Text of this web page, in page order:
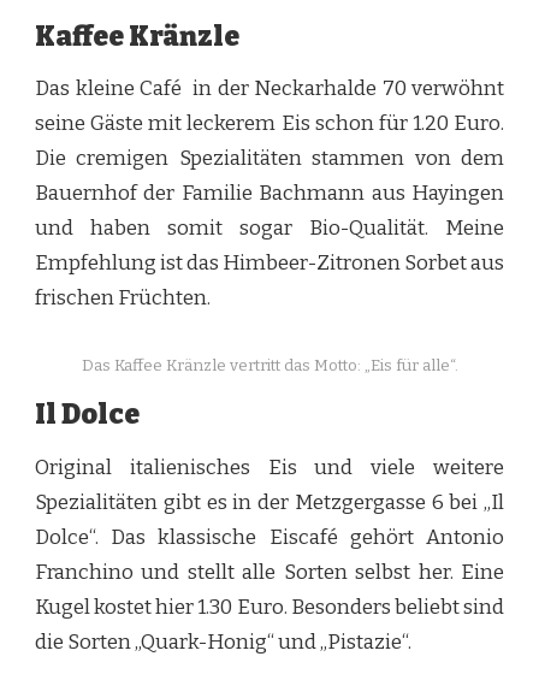
Kaffee Kränzle
Das kleine Café in der Neckarhalde 70 verwöhnt
seine Gäste mit leckerem Eis schon für 1.20 Euro.
Die cremigen Spezialitäten stammen von dem
Bauernhof der Familie Bachmann aus Hayingen
und haben somit sogar Bio-Qualität. Meine
Empfehlung ist das Himbeer-Zitronen Sorbet aus
frischen Früchten.
Das Kaffee Kränzle vertritt das Motto: „Eis für alle“.
Il Dolce
Original italienisches Eis und viele weitere
Spezialitäten gibt es in der Metzgergasse 6 bei „Il
Dolce“. Das klassische Eiscafé gehört Antonio
Franchino und stellt alle Sorten selbst her. Eine
Kugel kostet hier 1.30 Euro. Besonders beliebt sind
die Sorten „Quark-Honig“ und „Pistazie“.